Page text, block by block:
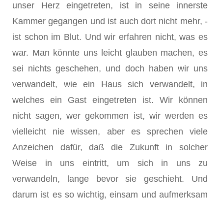
unser Herz eingetreten, ist in seine innerste
Kammer gegangen und ist auch dort nicht mehr, -
ist schon im Blut. Und wir erfahren nicht, was es
war. Man könnte uns leicht glauben machen, es
sei nichts geschehen, und doch haben wir uns
verwandelt, wie ein Haus sich verwandelt, in
welches ein Gast eingetreten ist. Wir können
nicht sagen, wer gekommen ist, wir werden es
vielleicht nie wissen, aber es sprechen viele
Anzeichen dafür, daß die Zukunft in solcher
Weise in uns eintritt, um sich in uns zu
verwandeln, lange bevor sie geschieht. Und
darum ist es so wichtig, einsam und aufmerksam